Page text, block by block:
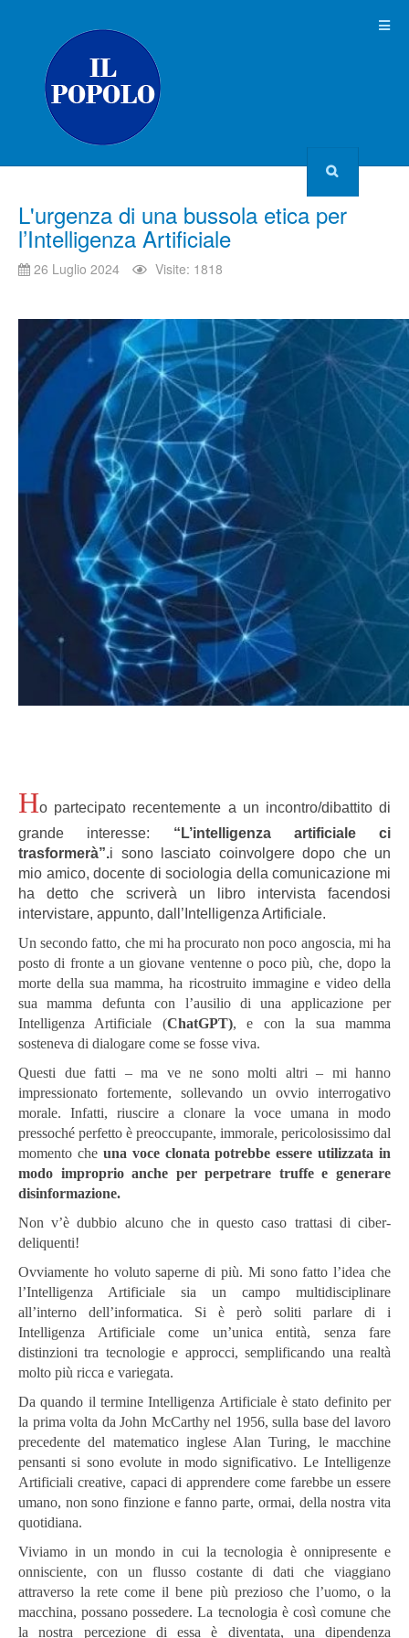
L'urgenza di una bussola etica per
l’Intelligenza Artificiale
26 Luglio 2024 Visite: 1818
Ho partecipato recentemente a un incontro/dibattito di
grande interesse: “L’intelligenza artificiale ci
trasformerà”.i sono lasciato coinvolgere dopo che un
mio amico, docente di sociologia della comunicazione mi
ha detto che scriverà un libro intervista facendosi
intervistare, appunto, dall’Intelligenza Artificiale.
Un secondo fatto, che mi ha procurato non poco angoscia, mi ha
posto di fronte a un giovane ventenne o poco più, che, dopo la
morte della sua mamma, ha ricostruito immagine e video della
sua mamma defunta con l’ausilio di una applicazione per
Intelligenza Artificiale (ChatGPT), e con la sua mamma
sosteneva di dialogare come se fosse viva.
Questi due fatti – ma ve ne sono molti altri – mi hanno
impressionato fortemente, sollevando un ovvio interrogativo
morale. Infatti, riuscire a clonare la voce umana in modo
pressoché perfetto è preoccupante, immorale, pericolosissimo dal
momento che una voce clonata potrebbe essere utilizzata in
modo improprio anche per perpetrare truffe e generare
disinformazione.
Non v’è dubbio alcuno che in questo caso trattasi di ciber-
deliquenti!
Ovviamente ho voluto saperne di più. Mi sono fatto l’idea che
l’Intelligenza Artificiale sia un campo multidisciplinare
all’interno dell’informatica. Si è però soliti parlare di i
Intelligenza Artificiale come un’unica entità, senza fare
distinzioni tra tecnologie e approcci, semplificando una realtà
molto più ricca e variegata.
Da quando il termine Intelligenza Artificiale è stato definito per
la prima volta da John McCarthy nel 1956, sulla base del lavoro
precedente del matematico inglese Alan Turing, le macchine
pensanti si sono evolute in modo significativo. Le Intelligenze
Artificiali creative, capaci di apprendere come farebbe un essere
umano, non sono finzione e fanno parte, ormai, della nostra vita
quotidiana.
Viviamo in un mondo in cui la tecnologia è onnipresente e
onnisciente, con un flusso costante di dati che viaggiano
attraverso la rete come il bene più prezioso che l’uomo, o la
macchina, possano possedere. La tecnologia è così comune che
la nostra percezione di essa è diventata, una dipendenza